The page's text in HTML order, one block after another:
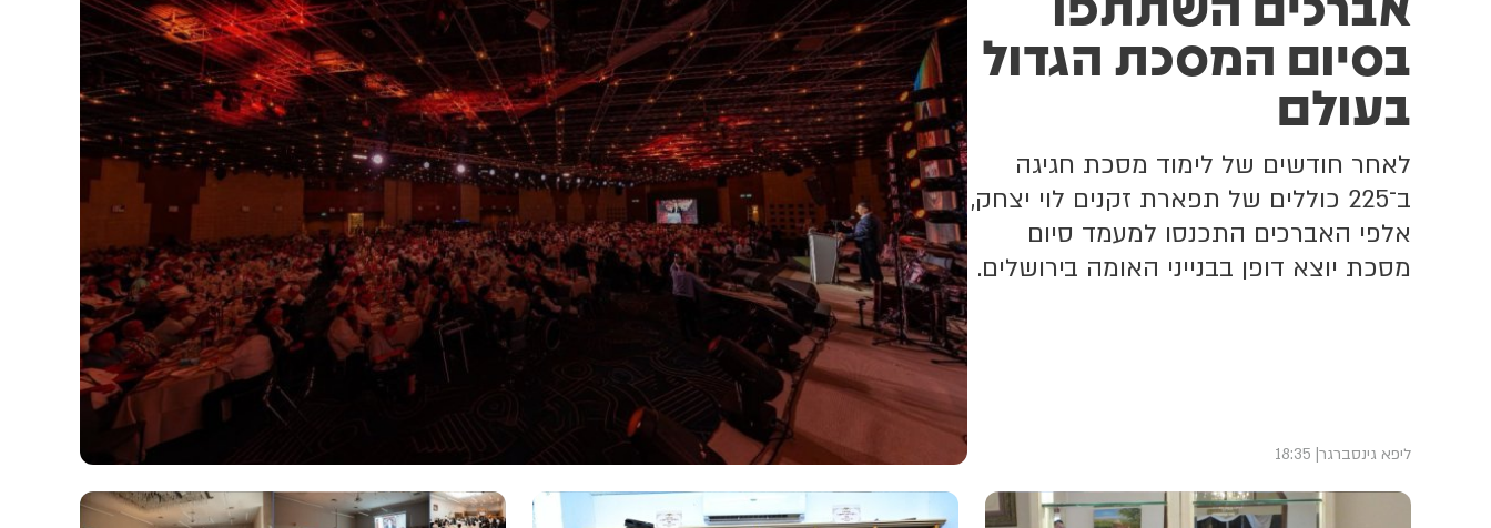
הביטחון (שפירא)
הסתיימו ברומא - לבנון רצתה
להרחיב את אזורי הנסיגה,
התנגדה: נרחיב את אזורי
הפיילוט רק בהתאם לביצוע
בשטח, עוד מוקדם לקבוע
הצלחה. בשיחות המו"מ
שהתקיימו השבוע נקבעו
הפרמטרים לפיילוט אבל עדיין
הוחלט מי הגוף שיבצע את
המעורה בפרטים. כרגע עוד לא
סוכם מועד לחידוש השיחות, אך
הערכות שזה יקרה בחודש הבא.
בסיום המסכת הגדול
בעולם
לאחר חודשים של לימוד מסכת חגיגה
ב־225 כוללים של תפארת זקנים לוי יצחק,
אלפי האברכים התכנסו למעמד סיום
מסכת יוצא דופן בבנייני האומה בירושלים.
ליפא גינסברגר 18:35